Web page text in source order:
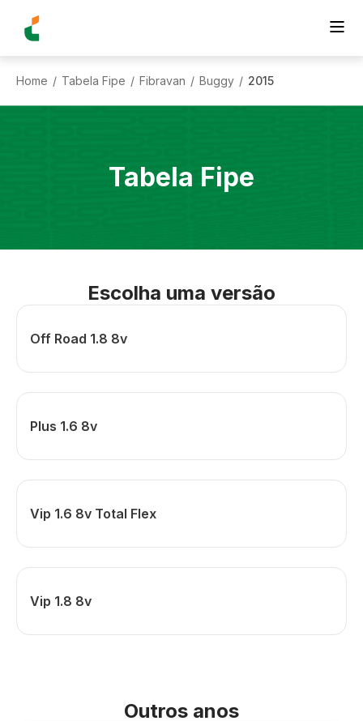
Home / Tabela Fipe / Fibravan / Buggy / 2015
Tabela Fipe
Escolha uma versão
Off Road 1.8 8v
Plus 1.6 8v
Vip 1.6 8v Total Flex
Vip 1.8 8v
Outros anos